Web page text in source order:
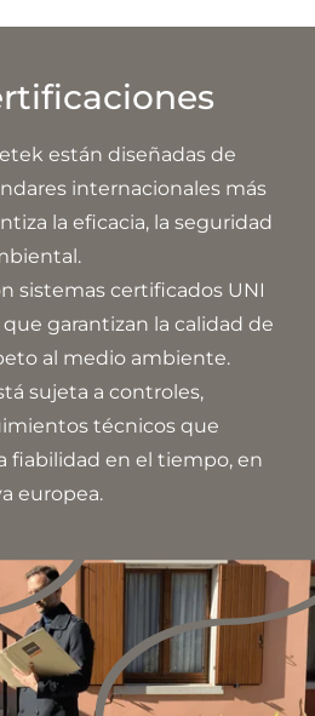
están diseñadas de
internacionales más
la eficacia, la seguridad
sistemas certificados UNI
que garantizan la calidad de
al medio ambiente.
sujeta a controles,
técnicos que
fiabilidad en el tiempo, en
europea.